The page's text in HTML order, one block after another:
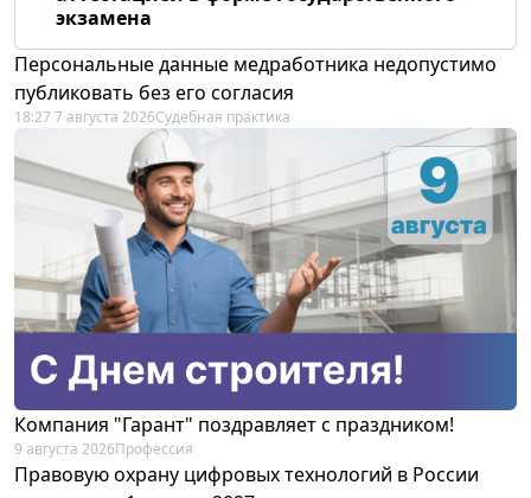
экзамена
Персональные данные медработника недопустимо
публиковать без его согласия
18:27 7 августа 2026Судебная практика
Компания "Гарант" поздравляет с праздником!
9 августа 2026Профессия
Правовую охрану цифровых технологий в России